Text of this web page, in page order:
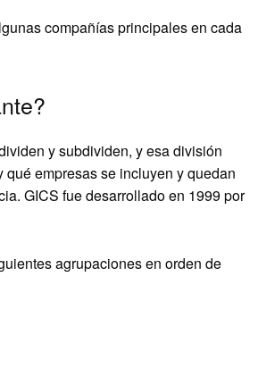
compañías principales en cada
y subdividen, y esa división
empresas se incluyen y quedan
GICS fue desarrollado en 1999 por
agrupaciones en orden de